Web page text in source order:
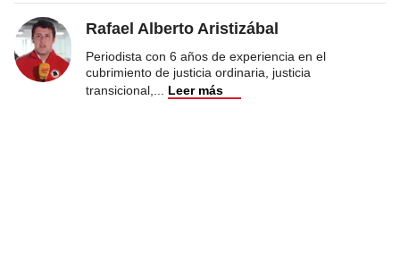
Rafael Alberto Aristizábal
Periodista con 6 años de experiencia en el
cubrimiento de justicia ordinaria, justicia
transicional,
Leer más